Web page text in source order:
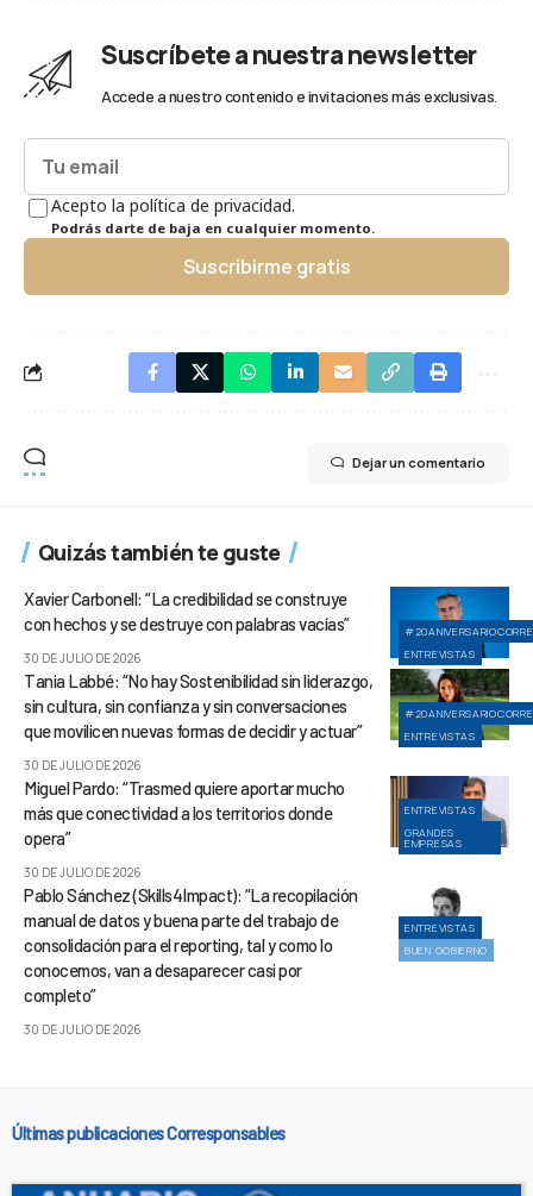
Suscríbete a nuestra newsletter
Accede a nuestro contenido e invitaciones más exclusivas.
Acepto la política de privacidad.
Podrás darte de baja en cualquier momento.
Suscribirme gratis
Dejar un comentario
Quizás también te guste
ENTREVISTAS
Xavier Carbonell: “La credibilidad se construye
con hechos y se destruye con palabras vacías”
30 DE JULIO DE 2026
ENTREVISTAS
Tania Labbé: “No hay Sostenibilidad sin liderazgo,
sin cultura, sin confianza y sin conversaciones
que movilicen nuevas formas de decidir y actuar”
30 DE JULIO DE 2026
ENTREVISTAS
GRANDES
EMPRESAS
Miguel Pardo: “Trasmed quiere aportar mucho
más que conectividad a los territorios donde
opera”
30 DE JULIO DE 2026
ENTREVISTAS
BUEN GOBIERNO
Pablo Sánchez (Skills4Impact): “La recopilación
manual de datos y buena parte del trabajo de
consolidación para el reporting, tal y como lo
conocemos, van a desaparecer casi por
completo”
30 DE JULIO DE 2026
Últimas publicaciones Corresponsables